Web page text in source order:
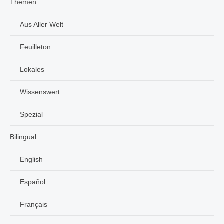
Themen
Aus Aller Welt
Feuilleton
Lokales
Wissenswert
Spezial
Bilingual
English
Español
Français